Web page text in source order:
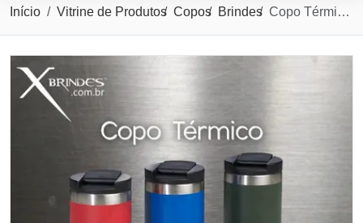
Início Vitrine de Produtos Copos Brindes Copo Térmico de Inox de parede dupla com 500 ML X04071